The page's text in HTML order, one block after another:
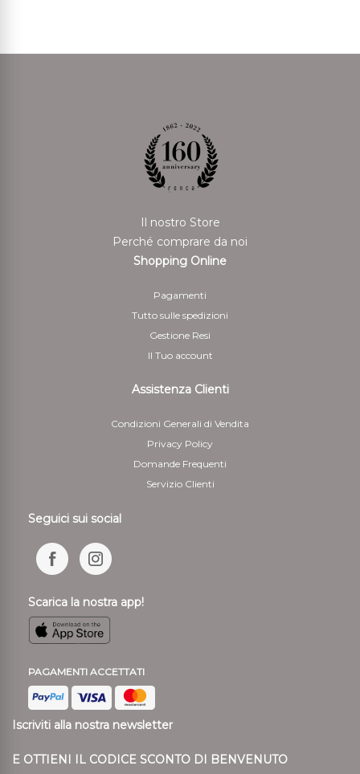
Il nostro Store
Perché comprare da noi
Shopping Online
Pagamenti
Tutto sulle spedizioni
Gestione Resi
Il Tuo account
Assistenza Clienti
Condizioni Generali di Vendita
Privacy Policy
Domande Frequenti
Servizio Clienti
Seguici sui social
Scarica la nostra app!
PAGAMENTI ACCETTATI
Iscriviti alla nostra newsletter
E OTTIENI IL CODICE SCONTO DI BENVENUTO